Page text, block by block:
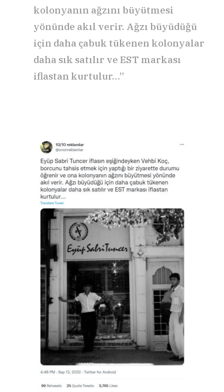
kolonyanın ağzını büyütmesi
yönünde akıl verir. Ağzı büyüdüğü
için daha çabuk tükenen kolonyalar
daha sık satılır ve EST markası
iflastan kurtulur…”